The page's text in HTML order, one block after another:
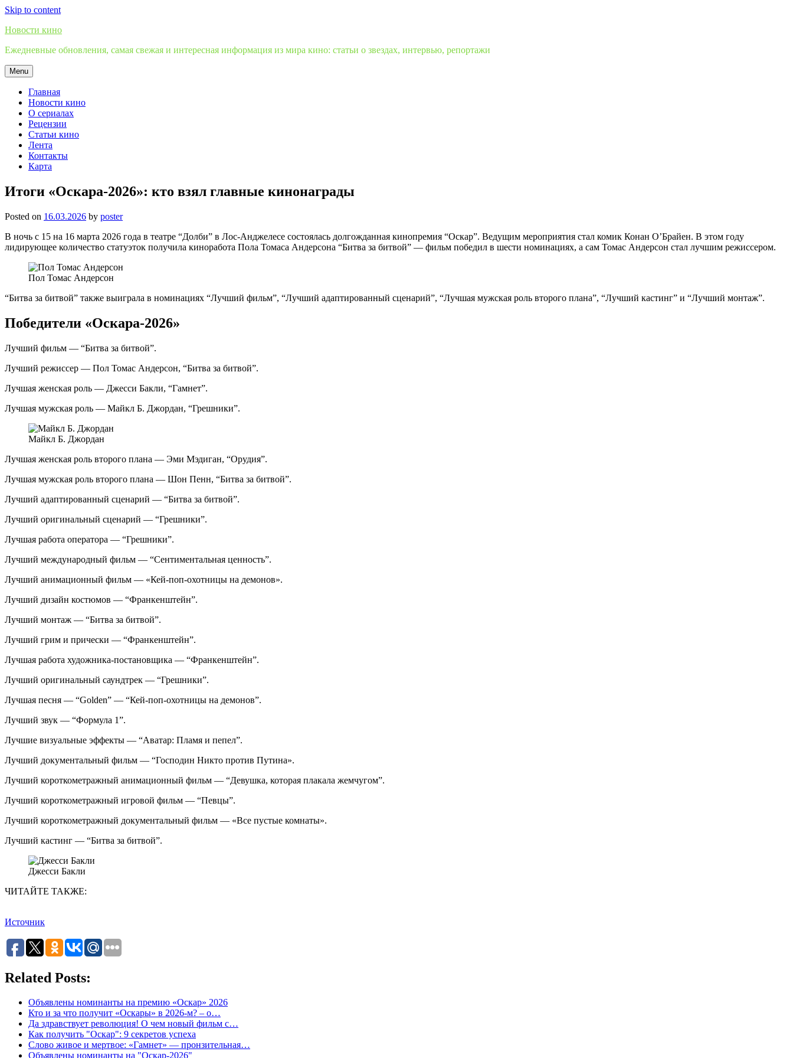
Skip to content
Новости кино
Ежедневные обновления, самая свежая и интересная информация из мира кино: статьи о звездах, интервью, репортажи
Menu
Главная
Новости кино
О сериалах
Рецензии
Статьи кино
Лента
Контакты
Карта
Итоги «Оскара-2026»: кто взял главные кинонаграды
Posted on 16.03.2026 by poster
В ночь с 15 на 16 марта 2026 года в театре “Долби” в Лос-Анджелесе состоялась долгожданная кинопремия “Оскар”. Ведущим мероприятия стал комик Конан О’Брайен. В этом году
лидирующее количество статуэток получила киноработа Пола Томаса Андерсона “Битва за битвой” — фильм победил в шести номинациях, а сам Томас Андерсон стал лучшим режиссером.
Пол Томас Андерсон
“Битва за битвой” также выиграла в номинациях “Лучший фильм”, “Лучший адаптированный сценарий”, “Лучшая мужская роль второго плана”, “Лучший кастинг” и “Лучший монтаж”.
Победители «Оскара-2026»
Лучший фильм — “Битва за битвой”.
Лучший режиссер — Пол Томас Андерсон, “Битва за битвой”.
Лучшая женская роль — Джесси Бакли, “Гамнет”.
Лучшая мужская роль — Майкл Б. Джордан, “Грешники”.
Майкл Б. Джордан
Лучшая женская роль второго плана — Эми Мэдиган, “Орудия”.
Лучшая мужская роль второго плана — Шон Пенн, “Битва за битвой”.
Лучший адаптированный сценарий — “Битва за битвой”.
Лучший оригинальный сценарий — “Грешники”.
Лучшая работа оператора — “Грешники”.
Лучший международный фильм — “Сентиментальная ценность”.
Лучший анимационный фильм — «Кей-поп-охотницы на демонов».
Лучший дизайн костюмов — “Франкенштейн”.
Лучший монтаж — “Битва за битвой”.
Лучший грим и прически — “Франкенштейн”.
Лучшая работа художника-постановщика — “Франкенштейн”.
Лучший оригинальный саундтрек — “Грешники”.
Лучшая песня — “Golden” — “Кей-поп-охотницы на демо­нов”.
Лучший звук — “Формула 1”.
Лучшие визуальные эффекты — “Аватар: Пламя и пепел”.
Лучший документальный фильм — “Господин Никто против Путина».
Лучший короткометражный анимационный фильм — “Девушка, которая плакала жемчугом”.
Лучший короткометражный игровой фильм — “Певцы”.
Лучший короткометражный документальный фильм — «Все пустые комнаты».
Лучший кастинг — “Битва за битвой”.
Джесси Бакли
ЧИТАЙТЕ ТАКЖЕ:
Источник
Related Posts:
Объявлены номинанты на премию «Оскар» 2026
Кто и за что получит «Оскары» в 2026-м? – о…
Да здравствует революция! О чем новый фильм с…
Как получить "Оскар": 9 секретов успеха
Слово живое и мертвое: «Гамнет» — пронзительная…
Объявлены номинанты на "Оскар-2026"